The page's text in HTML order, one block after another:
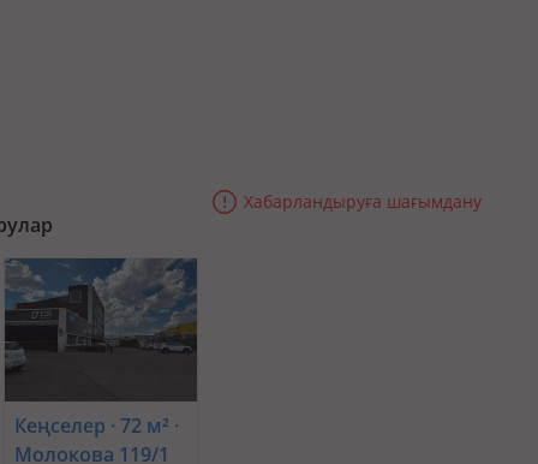
Хабарландыруға шағымдану
Кеңселер · 72 м² ·
Молокова 119/1